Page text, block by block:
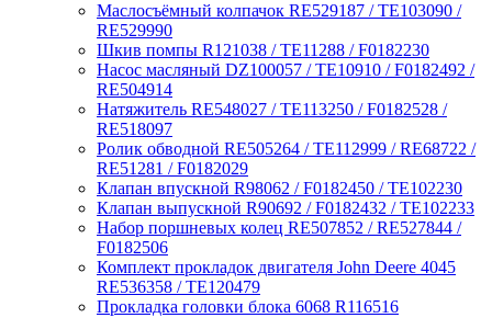
Маслосъёмный колпачок RE529187 / TE103090 /
RE529990
Шкив помпы R121038 / TE11288 / F0182230
Насос масляный DZ100057 / TE10910 / F0182492 /
RE504914
Натяжитель RE548027 / TE113250 / F0182528 /
RE518097
Ролик обводной RE505264 / TE112999 / RE68722 /
RE51281 / F0182029
Клапан впускной R98062 / F0182450 / TE102230
Клапан выпускной R90692 / F0182432 / TE102233
Набор поршневых колец RE507852 / RE527844 /
F0182506
Комплект прокладок двигателя John Deere 4045
RE536358 / TE120479
Прокладка головки блока 6068 R116516